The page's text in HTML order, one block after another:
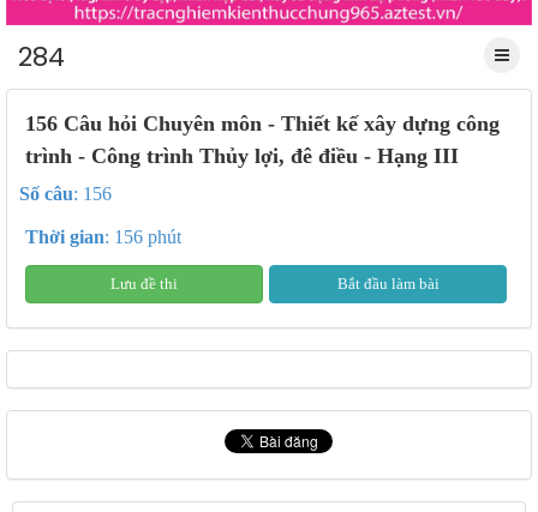
284
156 Câu hỏi Chuyên môn - Thiết kế xây dựng công
trình - Công trình Thủy lợi, đê điều - Hạng III
Số câu: 156
Thời gian: 156 phút
Lưu đề thi Bắt đầu làm bài